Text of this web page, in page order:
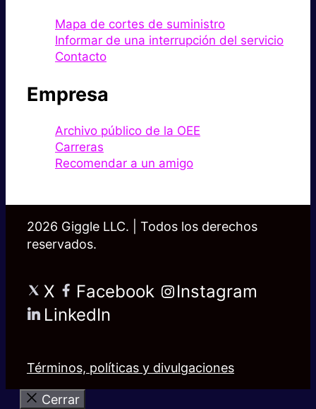
Mapa de cortes de suministro
Informar de una interrupción del servicio
Contacto
Empresa
Archivo público de la OEE
Carreras
Recomendar a un amigo
2026 Giggle LLC. | Todos los derechos
reservados.
X Facebook
Instagram
LinkedIn
Términos, políticas y divulgaciones
Cerrar